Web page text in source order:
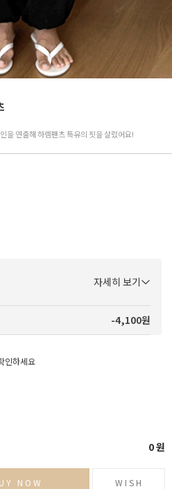
을 연출해 하렘팬츠 특유의 핏을 살렸어요!
자세히 보기
-4,100원
인하세요
0원
NOW WISH